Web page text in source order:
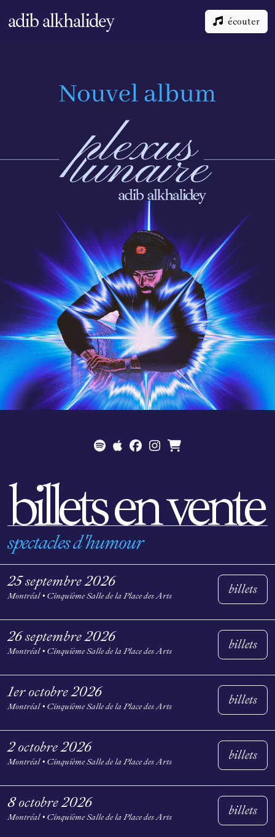
adib alkhalidey écouter
billets en vente
spectacles d'humour
25 septembre 2026
Montréal • Cinquième Salle de la Place des Arts billets
26 septembre 2026
Montréal • Cinquième Salle de la Place des Arts billets
1er octobre 2026
Montréal • Cinquième Salle de la Place des Arts billets
2 octobre 2026
Montréal • Cinquième Salle de la Place des Arts billets
8 octobre 2026
Montréal • Cinquième Salle de la Place des Arts billets